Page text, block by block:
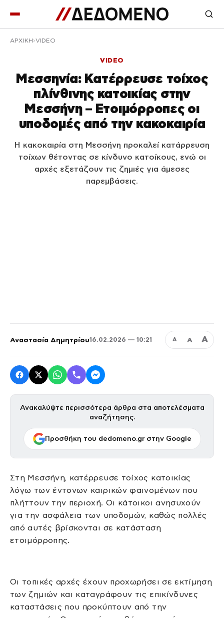
ΑΡΧΙΚΉ VIDEO
VIDEO
Μεσσηνία: Κατέρρευσε τοίχος
πλίνθινης κατοικίας στην
Μεσσήνη – Ετοιμόρροπες οι
υποδομές από την κακοκαιρία
Η κακοκαιρία στη Μεσσήνη προκαλεί κατάρρευση
τοίχων θέτοντας σε κίνδυνο κατοίκους, ενώ οι
αρχές εξετάζουν τις ζημιές για άμεσες
παρεμβάσεις.
Αναστασία Δημητρίου16.02.2026 — 10:21 Α Α Α
Ανακαλύψτε περισσότερα άρθρα στα αποτελέσματα
αναζήτησης.
Προσθήκη του dedomeno.gr στην Google
Στη Μεσσήνη, κατέρρευσε τοίχος κατοικίας
λόγω των έντονων καιρικών φαινομένων που
πλήττουν την περιοχή. Οι κάτοικοι ανησυχούν
για την ασφάλεια των υποδομών, καθώς πολλές
από αυτές βρίσκονται σε κατάσταση
ετοιμόρροπης.
Οι τοπικές αρχές έχουν προχωρήσει σε εκτίμηση
των ζημιών και καταγράφουν τις επικίνδυνες
καταστάσεις που προκύπτουν από την